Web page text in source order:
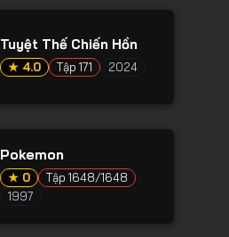
Tuyệt Thế Chiến Hồn
★ 4.0 Tập 171 2024
Pokemon
★ 0
Tập 1648/1648
1997